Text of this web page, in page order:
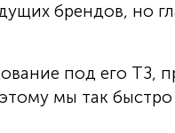
брендов, но
под его ТЗ,
мы так быстро